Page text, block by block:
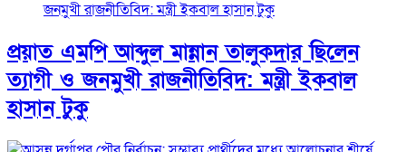
প্রয়াত এমপি আব্দুল মান্নান তালুকদার ছিলেন
ত্যাগী ও জনমুখী রাজনীতিবিদ: মন্ত্রী ইকবাল
হাসান টুকু